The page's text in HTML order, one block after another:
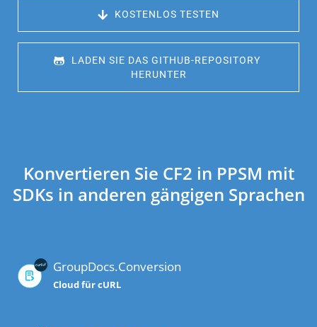
KOSTENLOS TESTEN
LADEN SIE DAS GITHUB-REPOSITORY
HERUNTER
Konvertieren Sie CF2 in PPSM mit
SDKs in anderen gängigen Sprachen
GroupDocs.Conversion
Cloud für cURL